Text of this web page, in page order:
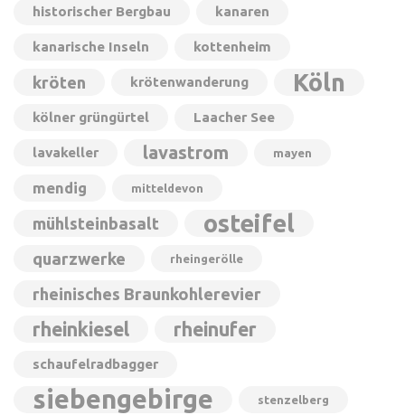
historischer Bergbau kanaren
kanarische Inseln kottenheim
kröten krötenwanderung Köln
kölner grüngürtel Laacher See
lavakeller lavastrom mayen
mendig mitteldevon
mühlsteinbasalt osteifel
quarzwerke rheingerölle
rheinisches Braunkohlerevier
rheinkiesel rheinufer
schaufelradbagger
siebengebirge stenzelberg